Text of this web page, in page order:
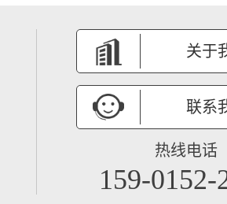
关于
联系
热线电话
159-0152-